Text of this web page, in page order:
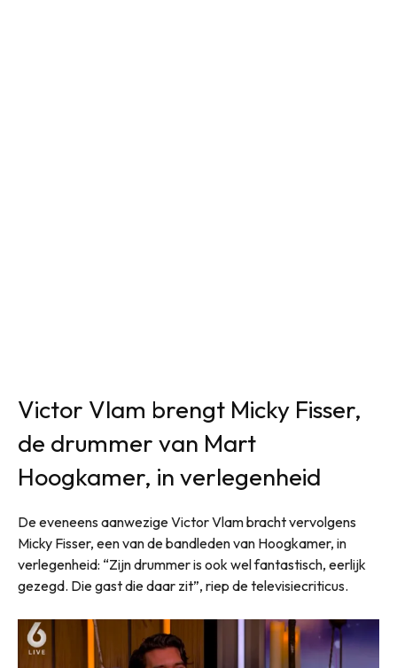
Victor Vlam brengt Micky Fisser,
de drummer van Mart
Hoogkamer, in verlegenheid
De eveneens aanwezige Victor Vlam bracht vervolgens
Micky Fisser, een van de bandleden van Hoogkamer, in
verlegenheid: “Zijn drummer is ook wel fantastisch, eerlijk
gezegd. Die gast die daar zit”, riep de televisiecriticus.